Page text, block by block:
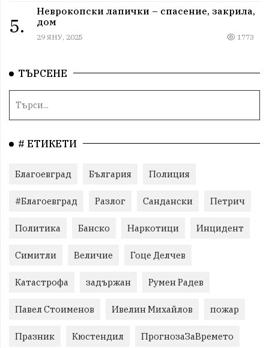
5.
Неврокопски лапички – спасение, закрила,
дом
29 ЯНУ, 2025 1773
ТЪРСЕНЕ
# ЕТИКЕТИ
Благоевград България Полиция
#Благоевград Разлог Сандански Петрич
Политика Банско Наркотици Инцидент
Симитли Величие Гоце Делчев
Катастрофа задържан Румен Радев
Павел Стоименов Ивелин Михайлов пожар
Празник Кюстендил ПрогнозаЗаВремето